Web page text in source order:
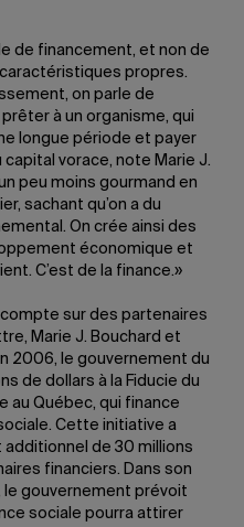
de financement, et non de
propres.
on parle de
à un organisme, qui
longue période et payer
vorace, note Marie J.
peu moins gourmand en
sachant qu’on a du
On crée ainsi des
économique et
C’est de la finance.»
compte sur des partenaires
Marie J. Bouchard et
2006, le gouvernement du
de dollars à la Fiducie du
au Québec, qui finance
Cette initiative a
additionnel de 30 millions
financiers. Dans son
le gouvernement prévoit
sociale pourra attirer